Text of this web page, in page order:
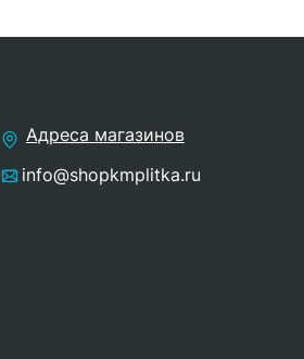
Адреса магазинов
info@shopkmplitka.ru